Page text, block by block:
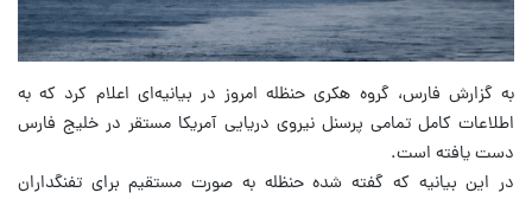
به گزارش فارس، گروه هکری حنظله امروز در بیانیه‌ای اعلام کرد که به
اطلاعات کامل تمامی پرسنل نیروی دریایی آمریکا مستقر در خلیج فارس
دست یافته است.
در این بیانیه که گفته شده حنظله به صورت مستقیم برای تفنگداران